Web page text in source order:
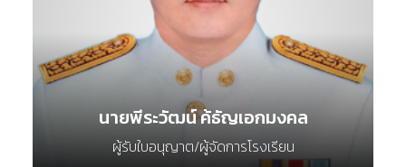
นายพีระวัฒน์ ค้ธัญเอกมงคล
ผู้รับใบอนุญาต/ผู้จัดการโรงเรียน